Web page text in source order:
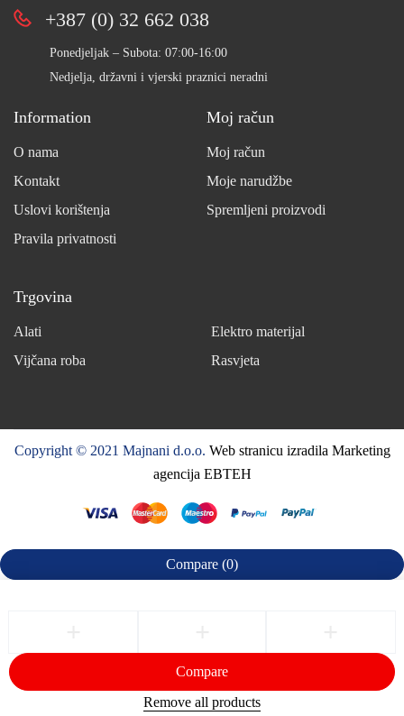
+387 (0) 32 662 038
Ponedjeljak – Subota: 07:00-16:00
Nedjelja, državni i vjerski praznici neradni
Information
O nama
Kontakt
Uslovi korištenja
Pravila privatnosti
Moj račun
Moj račun
Moje narudžbe
Spremljeni proizvodi
Trgovina
Alati
Elektro materijal
Vijčana roba
Rasvjeta
Copyright © 2021 Majnani d.o.o. Web stranicu izradila Marketing
agencija EBTEH
Compare (0)
Compare
Remove all products